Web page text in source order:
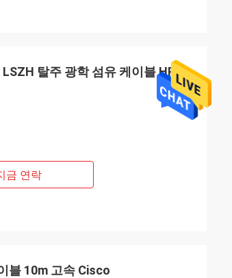
탈주 광학 섬유 케이블 HP
금 연락
블 10m 고속 Cisco